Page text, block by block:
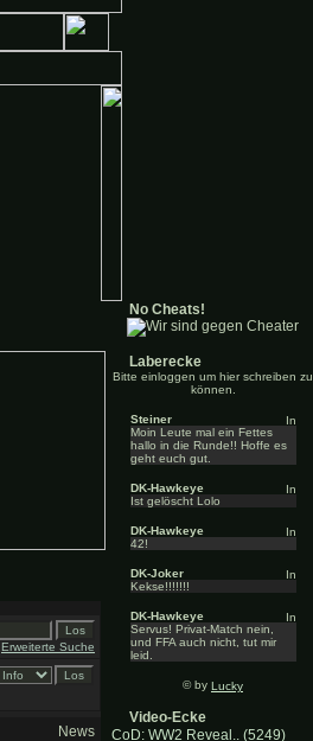
Erweiterte Suche
News
No Cheats!
Laberecke
Bitte einloggen um hier schreiben zu
können.
Steiner
Moin Leute mal ein Fettes
hallo in die Runde!! Hoffe es
geht euch gut.
DK-Hawkeye
Ist gelöscht Lolo
DK-Hawkeye
42!
DK-Joker
Kekse!!!!!!!
DK-Hawkeye
Servus! Privat-Match nein,
und FFA auch nicht, tut mir
leid.
© by Lucky
Video-Ecke
CoD: WW2 Reveal.. (5249)